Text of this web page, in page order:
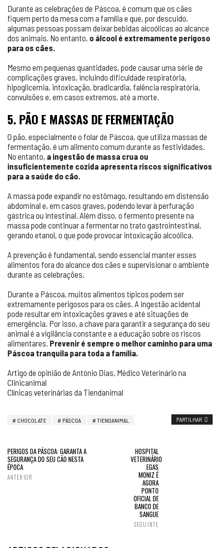
Durante as celebrações de Páscoa, é comum que os cães
fiquem perto da mesa com a família e que, por descuido,
algumas pessoas possam deixar bebidas alcoólicas ao alcance
dos animais. No entanto, o álcool é extremamente perigoso
para os cães.
Mesmo em pequenas quantidades, pode causar uma série de
complicações graves, incluindo dificuldade respiratória,
hipoglicemia, intoxicação, bradicardia, falência respiratória,
convulsões e, em casos extremos, até a morte.
5. PÃO E MASSAS DE FERMENTAÇÃO
O pão, especialmente o folar de Páscoa, que utiliza massas de
fermentação, é um alimento comum durante as festividades.
No entanto, a ingestão de massa crua ou
insuficientemente cozida apresenta riscos significativos
para a saúde do cão.
A massa pode expandir no estômago, resultando em distensão
abdominal e, em casos graves, podendo levar à perfuração
gástrica ou intestinal. Além disso, o fermento presente na
massa pode continuar a fermentar no trato gastrointestinal,
gerando etanol, o que pode provocar intoxicação alcoólica.
A prevenção é fundamental, sendo essencial manter esses
alimentos fora do alcance dos cães e supervisionar o ambiente
durante as celebrações.
Durante a Páscoa, muitos alimentos típicos podem ser
extremamente perigosos para os cães. A ingestão acidental
pode resultar em intoxicações graves e até situações de
emergência. Por isso, a chave para garantir a segurança do seu
animal é a vigilância constante e a educação sobre os riscos
alimentares. Prevenir é sempre o melhor caminho para uma
Páscoa tranquila para toda a família.
Artigo de opinião de António Dias, Médico Veterinário na
Clinicanimal
Clínicas veterinárias da Tiendanimal
CHOCOLATE PÁSCOA TIENDANIMAL PARTILHAR
PERIGOS DA PÁSCOA: GARANTA A
SEGURANÇA DO SEU CÃO NESTA
ÉPOCA
ANTERIOR
HOSPITAL
VETERINÁRIO
EGAS
MONIZ É
AGORA
PONTO
OFICIAL DE
BANCO DE
SANGUE
SEGUINTE